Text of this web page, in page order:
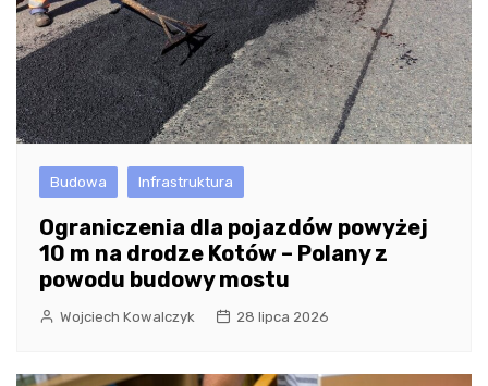
Budowa Infrastruktura
Ograniczenia dla pojazdów powyżej
10 m na drodze Kotów – Polany z
powodu budowy mostu
Wojciech Kowalczyk 28 lipca 2026